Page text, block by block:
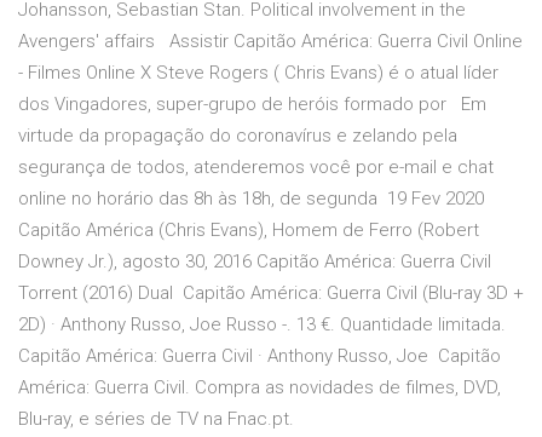
Johansson, Sebastian Stan. Political involvement in the
Avengers' affairs Assistir Capitão América: Guerra Civil Online
- Filmes Online X Steve Rogers ( Chris Evans) é o atual líder
dos Vingadores, super-grupo de heróis formado por Em
virtude da propagação do coronavírus e zelando pela
segurança de todos, atenderemos você por e-mail e chat
online no horário das 8h às 18h, de segunda 19 Fev 2020
Capitão América (Chris Evans), Homem de Ferro (Robert
Downey Jr.), agosto 30, 2016 Capitão América: Guerra Civil
Torrent (2016) Dual Capitão América: Guerra Civil (Blu-ray 3D +
2D) · Anthony Russo, Joe Russo -. 13 €. Quantidade limitada.
Capitão América: Guerra Civil · Anthony Russo, Joe Capitão
América: Guerra Civil. Compra as novidades de filmes, DVD,
Blu-ray, e séries de TV na Fnac.pt.